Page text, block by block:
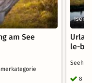
am See
le-
8